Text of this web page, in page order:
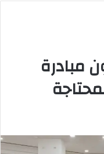
مبادرة